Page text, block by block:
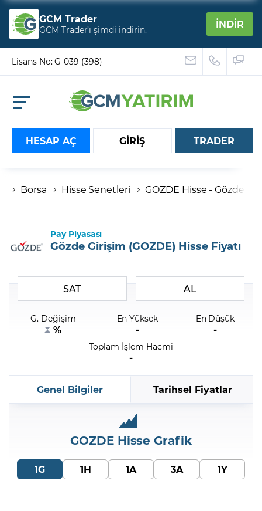
GCM Trader
GCM Trader’ı şimdi indirin. İNDİR
Lisans No: G-039 (398)
HESAP AÇ GİRİŞ
Hesap numaranız
Şifremi Unuttum
TRADER
Borsa Hisse Senetleri GOZDE Hisse - Gözde
Pay Piyasası
Gözde Girişim (GOZDE) Hisse Fiyatı
SAT AL
G. Değişim
%
En Yüksek
-
En Düşük
-
Toplam İşlem Hacmi
-
Genel Bilgiler Tarihsel Fiyatlar
GOZDE Hisse Grafik
1G 1H 1A 3A 1Y